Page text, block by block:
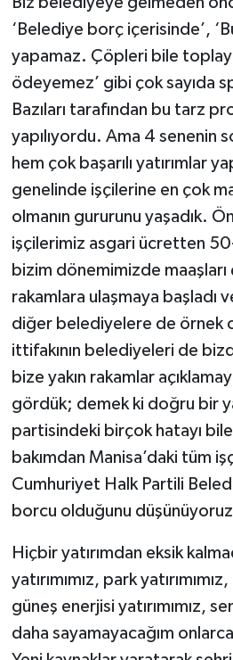
‘Belediye borç içerisinde’,
yapamaz. Çöpleri bile
ödeyemez’ gibi çok sayıda
Bazıları tarafından bu tarz
yapılıyordu. Ama 4 senenin
hem çok başarılı yatırımlar
genelinde işçilerine en çok
olmanın gururunu yaşadık.
işçilerimiz asgari ücretten
bizim dönemimizde maaşları
rakamlara ulaşmaya başladı
diğer belediyelere de örnek
ittifakının belediyeleri de
bize yakın rakamlar
gördük; demek ki doğru bir
partisindeki birçok hatayı
bakımdan Manisa’daki tüm
Cumhuriyet Halk Partili
borcu olduğunu
Hiçbir yatırımdan eksik
yatırımımız, park
güneş enerjisi yatırımımız,
daha sayamayacağım